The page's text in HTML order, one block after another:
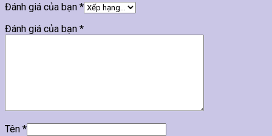
Đánh giá của bạn *
Đánh giá của bạn *
Tên *